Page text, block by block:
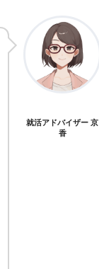
就活アドバイザー 京
香